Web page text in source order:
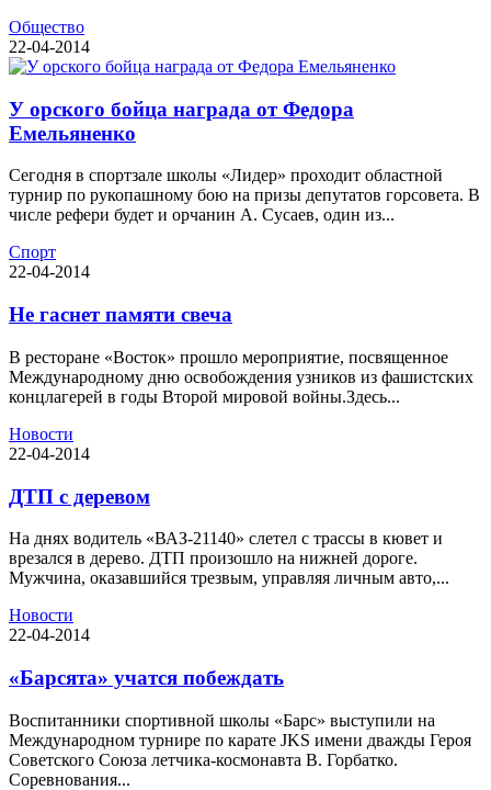
Общество
22-04-2014
У орского бойца награда от Федора
Емельяненко
Сегодня в спортзале школы «Лидер» проходит областной
турнир по рукопашному бою на призы депутатов горсовета. В
числе рефери будет и орчанин А. Сусаев, один из...
Спорт
22-04-2014
Не гаснет памяти свеча
В ресторане «Восток» прошло мероприятие, посвященное
Международному дню освобождения узников из фашистских
концлагерей в годы Второй мировой войны.Здесь...
Новости
22-04-2014
ДТП с деревом
На днях водитель «ВАЗ-21140» слетел с трассы в кювет и
врезался в дерево. ДТП произошло на нижней дороге.
Мужчина, оказавшийся трезвым, управляя личным авто,...
Новости
22-04-2014
«Барсята» учатся побеждать
Воспитанники спортивной школы «Барс» выступили на
Международном турнире по карате JKS имени дважды Героя
Советского Союза летчика-космонавта В. Горбатко.
Соревнования...